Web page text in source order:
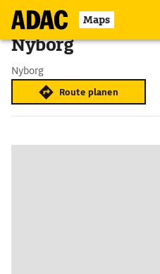
Maps
Nyborg
Nyborg
Route planen